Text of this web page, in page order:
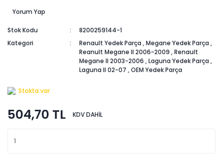
Yorum Yap
Stok Kodu
8200259144-1
Kategori
Renault Yedek Parça ,Megane Yedek Parça ,
Reanult Megane II 2006-2009 ,Renault
Megane II 2003-2006 ,Laguna Yedek Parça ,
Laguna II 02-07 ,OEM Yedek Parça
Stokta var
504,70 TL KDV DAHİL